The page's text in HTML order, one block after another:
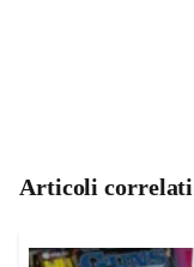
Articoli correlati